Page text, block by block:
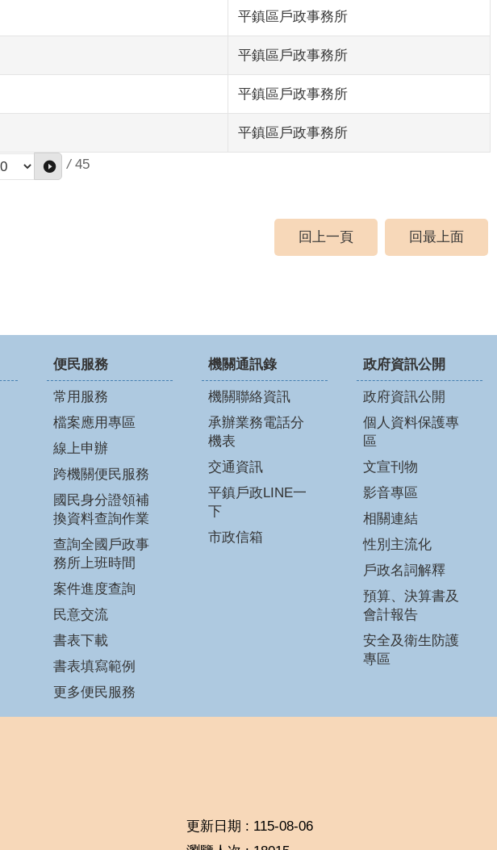
平鎮區戶政事務所
平鎮區戶政事務所
平鎮區戶政事務所
平鎮區戶政事務所
/ 45
回上一頁 回最上面
便民服務
常用服務
檔案應用專區
線上申辦
跨機關便民服務
國民身分證領補
換資料查詢作業
查詢全國戶政事
務所上班時間
案件進度查詢
民意交流
書表下載
書表填寫範例
更多便民服務
機關通訊錄
機關聯絡資訊
承辦業務電話分
機表
交通資訊
平鎮戶政LINE一
下
市政信箱
政府資訊公開
政府資訊公開
個人資料保護專
區
文宣刊物
影音專區
相關連結
性別主流化
戶政名詞解釋
預算、決算書及
會計報告
安全及衛生防護
專區
更新日期
115-08-06